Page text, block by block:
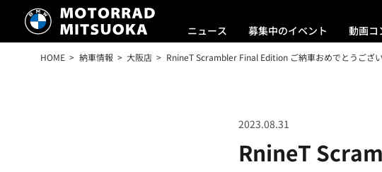
ニュース 募集中のイベント 動画コ
HOME 納車情報 大阪店 RnineT Scrambler Final Edition ご納車おめでとうござい
RnineT
2023.08.31